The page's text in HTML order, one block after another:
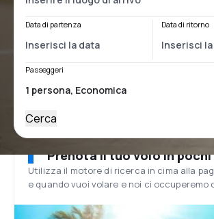
Data di partenza Data di ritorno
Passeggeri
Cerca
Prenota il tuo volo in
Utilizza il motore di ricerca in cima alla
e quando vuoi volare e noi ci occuperemo